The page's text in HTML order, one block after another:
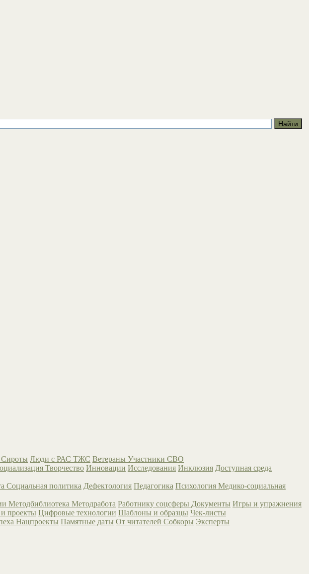
Сироты Люди с РАС ТЖС Ветераны Участники СВО
Творчество Инновации Исследования Инклюзия Доступная среда
Социальная политика Дефектология Педагогика Психология Медико-социальная
Методбиблиотека Методработа Работнику соцсферы Документы Игры и упражнения
проекты Цифровые технологии Шаблоны и образцы Чек-листы
Нацпроекты Памятные даты От читателейСобкоры Эксперты